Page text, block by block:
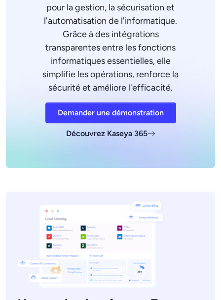
pour la gestion, la sécurisation et
l'automatisation de l'informatique.
Grâce à des intégrations
transparentes entre les fonctions
informatiques essentielles, elle
simplifie les opérations, renforce la
sécurité et améliore l'efficacité.
Demander une démonstration
Découvrez Kaseya 365